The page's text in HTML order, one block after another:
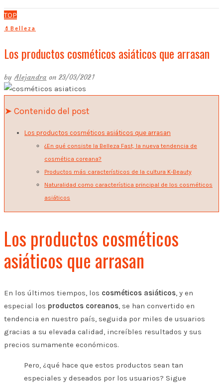
TOP
💄Belleza
Los productos cosméticos asiáticos que arrasan
byAlejandra on 23/03/2021
➤ Contenido del post
Los productos cosméticos asiáticos que arrasan
¿En qué consiste la Belleza Fast, la nueva tendencia de
cosmética coreana?
Productos más característicos de la cultura K-Beauty
Naturalidad como característica principal de los cosméticos
asiáticos
Los productos cosméticos
asiáticos que arrasan
En los últimos tiempos, los cosméticos asiáticos, y en
especial los productos coreanos, se han convertido en
tendencia en nuestro país, seguida por miles de usuarios
gracias a su elevada calidad, increíbles resultados y sus
precios sumamente económicos.
Pero, ¿qué hace que estos productos sean tan
especiales y deseados por los usuarios? Sigue